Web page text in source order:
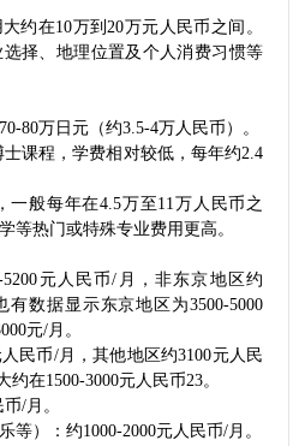
约在10万到20万元人民币之间‌。
择、地理位置及个人消费习惯等
80万日元（约3.5-4万人民币）‌。
课程，学费相对较低，每年约2.4
般每年在4.5万至11万人民币之
等热门或特殊专业费用更高‌。
元人民币/月，非东京地区约
有数据显示东京地区为3500-5000
元/月‌。
民币/月，其他地区约3100元人民
在1500-3000元人民币‌23。
/月‌。
等）：约1000-2000元人民币/月‌。